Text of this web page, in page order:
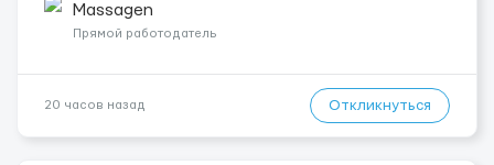
заработная плата 💚Мы гарантируем Наличие работы. Поток 💝
incall / Out...
Massagen
Прямой работодатель
20 часов назад Откликнуться